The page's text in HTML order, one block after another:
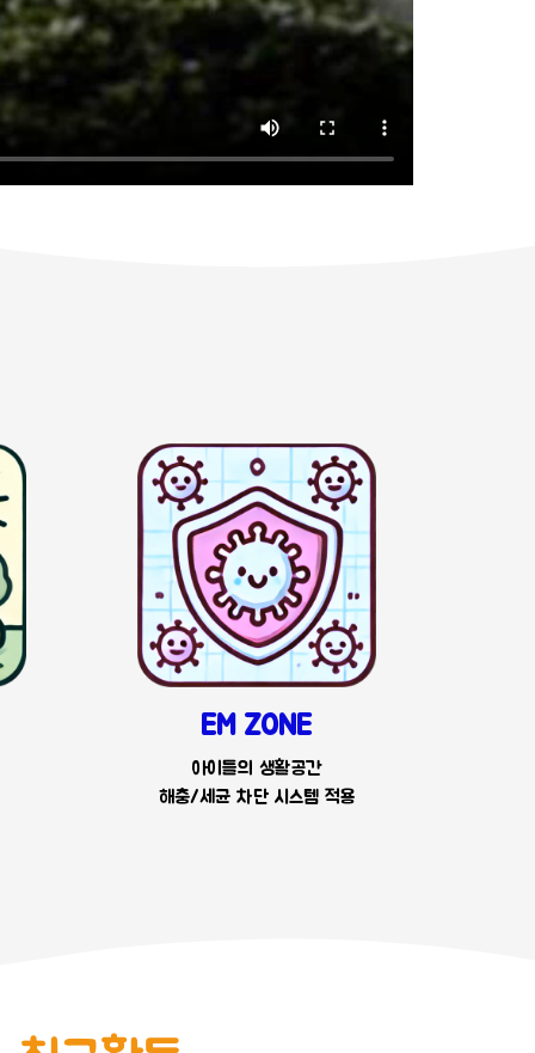
EM ZONE
아이들의 생활공간
해충/세균 차단 시스템 적용